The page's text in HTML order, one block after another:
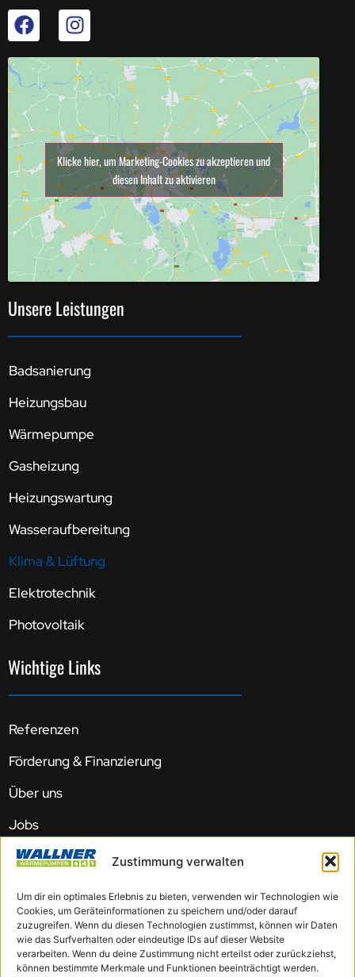
Zustimmung verwalten
Um dir ein optimales Erlebnis zu bieten, verwenden wir Technologien wie
Cookies, um Geräteinformationen zu speichern und/oder darauf
zuzugreifen. Wenn du diesen Technologien zustimmst, können wir Daten
wie das Surfverhalten oder eindeutige IDs auf dieser Website
verarbeiten. Wenn du deine Zustimmung nicht erteilst oder zurückziehst,
können bestimmte Merkmale und Funktionen beeinträchtigt werden.
Klicke hier, um Marketing-Cookies zu akzeptieren und
diesen Inhalt zu aktivieren
Unsere Leistungen
Badsanierung
Heizungsbau
Wärmepumpe
Gasheizung
Heizungswartung
Wasseraufbereitung
Klima & Lüftung
Elektrotechnik
Photovoltaik
Wichtige Links
Referenzen
Förderung & Finanzierung
Über uns
Jobs
Impressum
Cookie-Richtlinie (EU)
AGB